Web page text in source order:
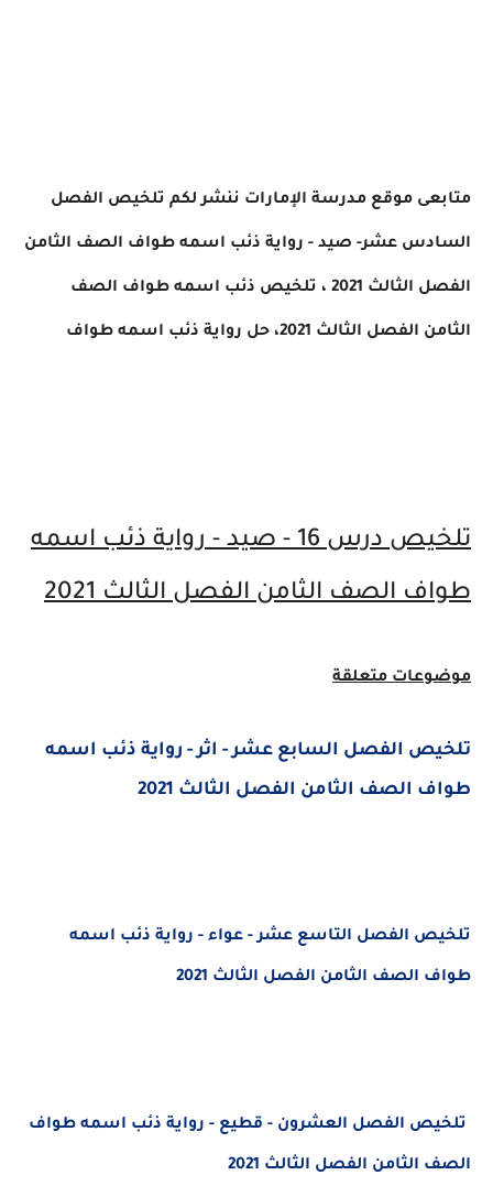
متابعى موقع مدرسة الإمارات ننشر لكم تلخيص الفصل
السادس عشر- صيد - رواية ذئب اسمه طواف الصف الثامن
الفصل الثالث 2021 ، تلخيص ذئب اسمه طواف الصف
الثامن الفصل الثالث 2021، حل رواية ذئب اسمه طواف
تلخيص درس 16 - صيد - رواية ذئب اسمه
طواف الصف الثامن الفصل الثالث 2021
موضوعات متعلقة
تلخيص الفصل السابع عشر - اثر - رواية ذئب اسمه
طواف الصف الثامن الفصل الثالث 2021
تلخيص الفصل التاسع عشر - عواء - رواية ذئب اسمه
طواف الصف الثامن الفصل الثالث 2021
تلخيص الفصل العشرون - قطيع - رواية ذئب اسمه طواف
الصف الثامن الفصل الثالث 2021